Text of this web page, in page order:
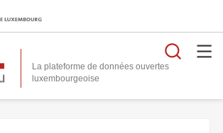
La plateforme de données ouvertes